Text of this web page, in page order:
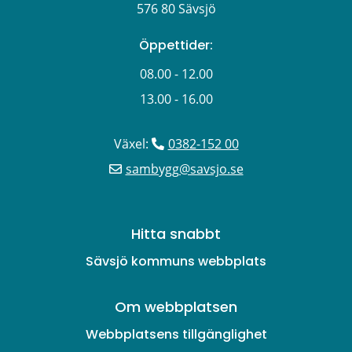
576 80 Sävsjö
Öppettider:
08.00 - 12.00
13.00 - 16.00
Växel:
0382-152 00
sambygg@savsjo.se
Hitta snabbt
Sävsjö kommuns webbplats
Om webbplatsen
Webbplatsens tillgänglighet